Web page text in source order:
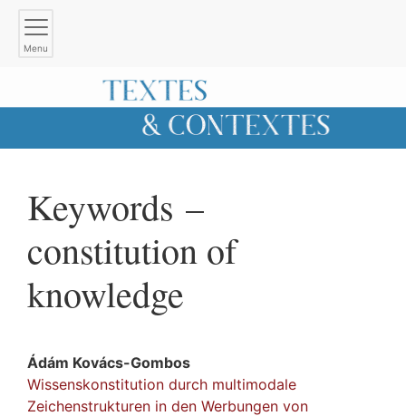
Menu
Keywords –
constitution of
knowledge
Ádám Kovács-Gombos
Wissenskonstitution durch multimodale
Zeichenstrukturen in den Werbungen von